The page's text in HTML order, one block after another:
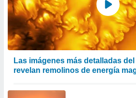
de
o acceder
Las imágenes más detalladas
revelan remolinos de energía